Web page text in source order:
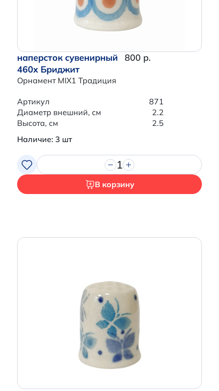
наперсток сувенирный
460x Бриджит
Орнамент MIX1 Традиция
800 р.
Артикул
871
Диаметр внешний, см
2.2
Высота, см
2.5
Наличие: 3 шт
1
В корзину